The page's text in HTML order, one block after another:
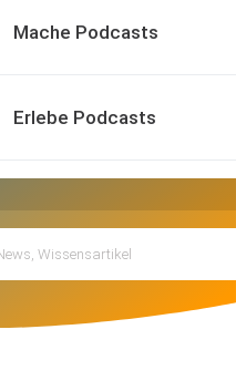
Mache Podcasts
Erlebe Podcasts